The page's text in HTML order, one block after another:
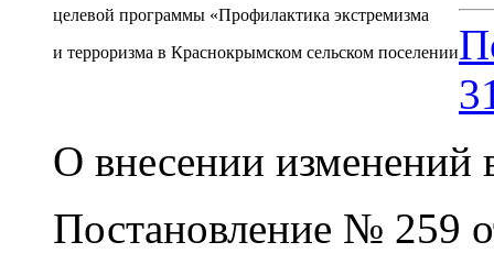
целевой программы «Профилактика экстремизма
и терроризма в Краснокрымском сельском поселении
О внесении изменений
Постановление № 259